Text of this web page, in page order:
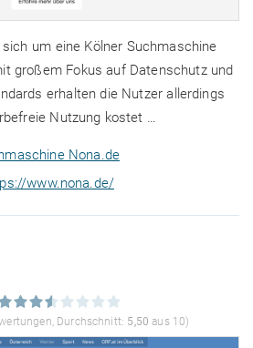
um eine Kölner Suchmaschine
großem Fokus auf Datenschutz und
erhalten die Nutzer allerdings
Nutzung kostet …
Nona.de
www.nona.de/
Durchschnitt: 5,50 aus 10)